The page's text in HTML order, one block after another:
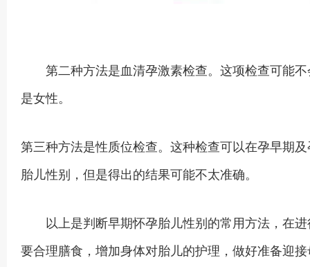
第二种方法是血清孕激素检查。这项检查可能不
是女性。
第三种方法是性质位检查。这种检查可以在孕早期
胎儿性别，但是得出的结果可能不太准确。
以上是判断早期怀孕胎儿性别的常用方法，在进
要合理膳食，增加身体对胎儿的护理，做好准备迎